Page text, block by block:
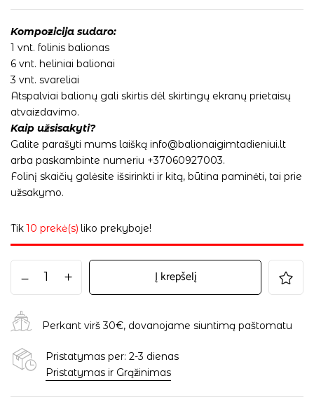
Kompozicija sudaro:
1 vnt. folinis balionas
6 vnt. heliniai balionai
3 vnt. svareliai
Atspalviai balionų gali skirtis dėl skirtingų ekranų prietaisų
atvaizdavimo.
Kaip užsisakyti?
Galite parašyti mums laišką info@balionaigimtadieniui.lt
arba paskambinte numeriu +37060927003.
Folinį skaičių galėsite išsirinkti ir kitą, būtina paminėti, tai prie
užsakymo.
Tik10 prekė(s) liko prekyboje!
Į krepšelį
Perkant virš 30€, dovanojame siuntimą paštomatu
Pristatymas per: 2-3 dienas
Pristatymas ir Grąžinimas